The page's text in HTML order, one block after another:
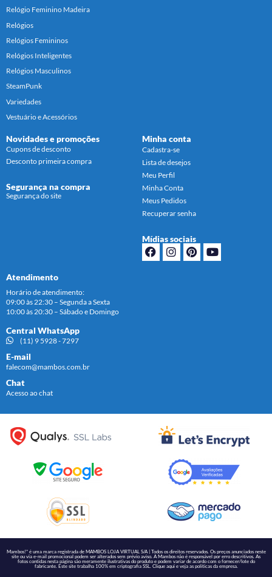
Relógio Feminino Madeira
Relógios
Relógios Femininos
Relógios Inteligentes
Relógios Masculinos
SteamPunk
Variedades
Vestuário e Acessórios
Novidades e promoções
Cupons de desconto
Desconto primeira compra
Segurança na compra
Segurança do site
Minha conta
Cadastra-se
Lista de desejos
Meu Perfil
Minha Conta
Meus Pedidos
Recuperar senha
Mídias sociais
Atendimento
Horário de atendimento:
09:00 às 22:30 – Segunda a Sexta
10:00 às 20:30 – Sábado e Domingo
Central WhatsApp
(11) 9 5928 - 7297
E-mail
falecom@mambos.com.br
Chat
Acesso ao chat
Mambos!* é uma marca registrada de MAMBOS LOJA VIRTUAL S/A | Todos os direitos reservados. Os preços anunciados neste
site ou via e-mail promocional podem ser alterados sem prévio aviso. A Mambos não é responsável por erro descritivos. As
fotos contidas nesta página são meramente ilustrativas do produto e podem variar de acordo com o fornecer/lote do
fabricante. Este site trabalha 100% em criptografia SSL. Clique aquie veja as políticas da empresa.